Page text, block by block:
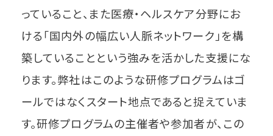
っていること、また医療・ヘルスケア分野にお
ける「国内外の幅広い人脈ネットワーク」を構
築していることという強みを活かした支援にな
ります。弊社はこのような研修プログラムはゴ
ールではなくスタート地点であると捉えていま
す。研修プログラムの主催者や参加者が、この